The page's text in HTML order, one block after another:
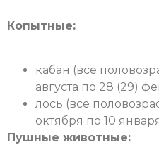
Копытные:
кабан (все
августа по 28 (29)
лось (все
октября по 10
Пушные животные: